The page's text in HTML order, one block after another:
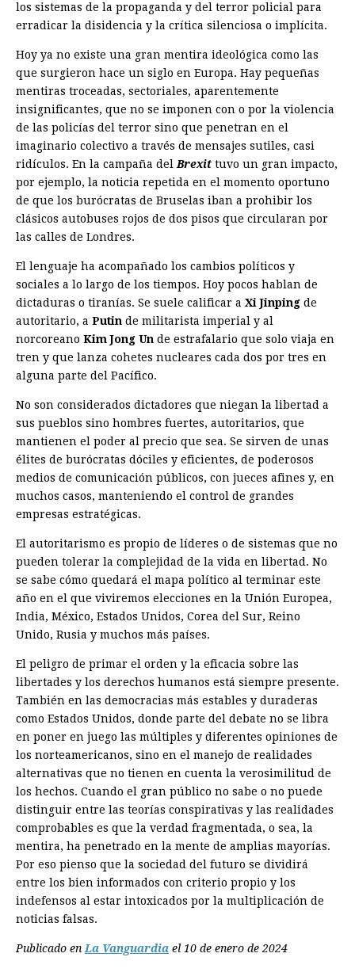
los sistemas de la propaganda y del terror policial para
erra­dicar la disidencia y la crítica silenciosa o implícita.
Hoy ya no existe una gran mentira ideológica como las
que surgieron hace un siglo en Europa. Hay pequeñas
mentiras troceadas, sectoriales, aparentemente
insignificantes, que no se imponen con o por la violencia
de las policías del terror sino que penetran en el
imaginario colectivo a través de mensajes sutiles­, casi
ridículos. En la campaña del Brexit tuvo un gran impacto,
por ejemplo, la noticia repetida en el momento oportuno
de que los burócratas de Bruselas iban a prohibir los
clásicos autobuses rojos de dos pisos que circularan por
las calles de Londres.
El lenguaje ha acompañado los cambios políticos y
sociales a lo largo de los tiempos. Hoy pocos hablan de
dictaduras o tiranías. Se suele calificar a Xi Jinping de
autoritario, a Putin de militarista imperial y al
norcoreano Kim Jong Un de estrafalario que solo viaja en
tren y que lanza cohetes nucleares cada dos por tres en
alguna parte del Pacífico.
No son considerados dictadores que niegan la libertad a
sus pueblos sino hombres fuertes, autoritarios, que
mantienen el poder al precio que sea. Se sirven de unas
élites de burócratas dóciles y eficientes, de poderosos
medios de comunicación públicos, con jueces afines y, en
muchos casos, manteniendo el control de grandes
empresas estratégicas.
El autoritarismo es propio de líderes o de sistemas que no
pueden tolerar la complejidad de la vida en libertad. No
se sabe cómo quedará el mapa político al terminar este
año en el que viviremos elecciones en la Unión Europea,
India, México, Estados Unidos, Corea del Sur, Reino
Unido, Rusia y muchos más países.
El peligro de primar el orden y la eficacia sobre las
libertades y los derechos humanos está siempre presente.
También en las democracias más estables y duraderas
como Estados Unidos, donde parte del debate no se libra
en poner en juego las múltiples y diferentes opiniones de
los norteamericanos, sino en el manejo de realidades
alternativas que no tienen en cuenta la verosimilitud de
los hechos. Cuando el gran público no sabe o no puede
distinguir entre las teorías conspirativas y las realidades
comprobables es que la verdad fragmentada, o sea, la
mentira, ha penetrado en la mente de amplias mayorías.
Por eso pienso que la sociedad del futuro se dividirá
entre los bien informados con criterio propio y los
indefensos al estar intoxicados por la multiplicación de
noticias falsas.
Publicado en La Vanguardia el 10 de enero de 2024